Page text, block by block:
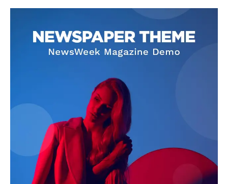
Contact us
Subscription Plans
My account